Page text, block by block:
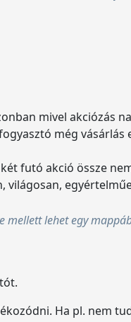
mivel akciózás
még
futó akció össze
mellett lehet egy
Ha pl. nem